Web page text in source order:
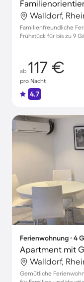
Walldorf,
Familienfreundliche
Frühstück für bis zu 9
ab 117 €
pro Nacht
4.7
Ferienwohnung ∙ 4
Apartment mit
Walldorf,
Gemütliche